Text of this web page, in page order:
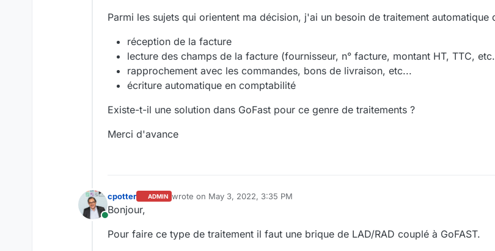
Parmi les sujets qui orientent ma décision, j'ai un besoin de traitement automatique
réception de la facture
lecture des champs de la facture (fournisseur, n° facture, montant HT, TTC,
rapprochement avec les commandes, bons de livraison, etc...
écriture automatique en comptabilité
Existe-t-il une solution dans GoFast pour ce genre de traitements ?
Merci d'avance
Online
cpotter ADMIN wrote on May 3, 2022, 3:35 PM
last edited by cpotterMay 3, 2022, 5:36 PM
Bonjour,
Pour faire ce type de traitement il faut une brique de LAD/RAD couplé à GoFAST.